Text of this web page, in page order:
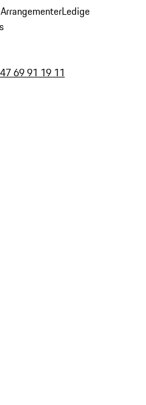
ArrangementerLedige
69 91 19 11